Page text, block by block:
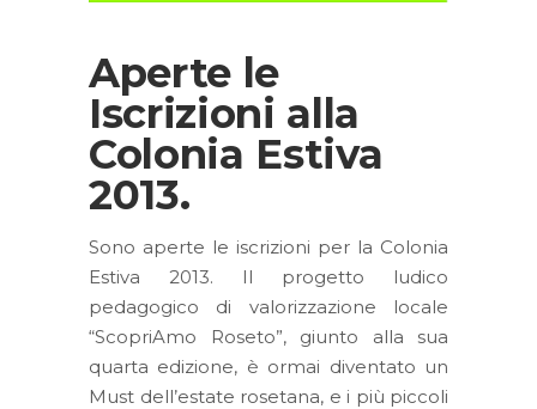
Aperte le
Iscrizioni alla
Colonia Estiva
2013.
Sono aperte le iscrizioni per la Colonia
Estiva 2013. Il progetto ludico
pedagogico di valorizzazione locale
“ScopriAmo Roseto”, giunto alla sua
quarta edizione, è ormai diventato un
Must dell’estate rosetana, e i più piccoli